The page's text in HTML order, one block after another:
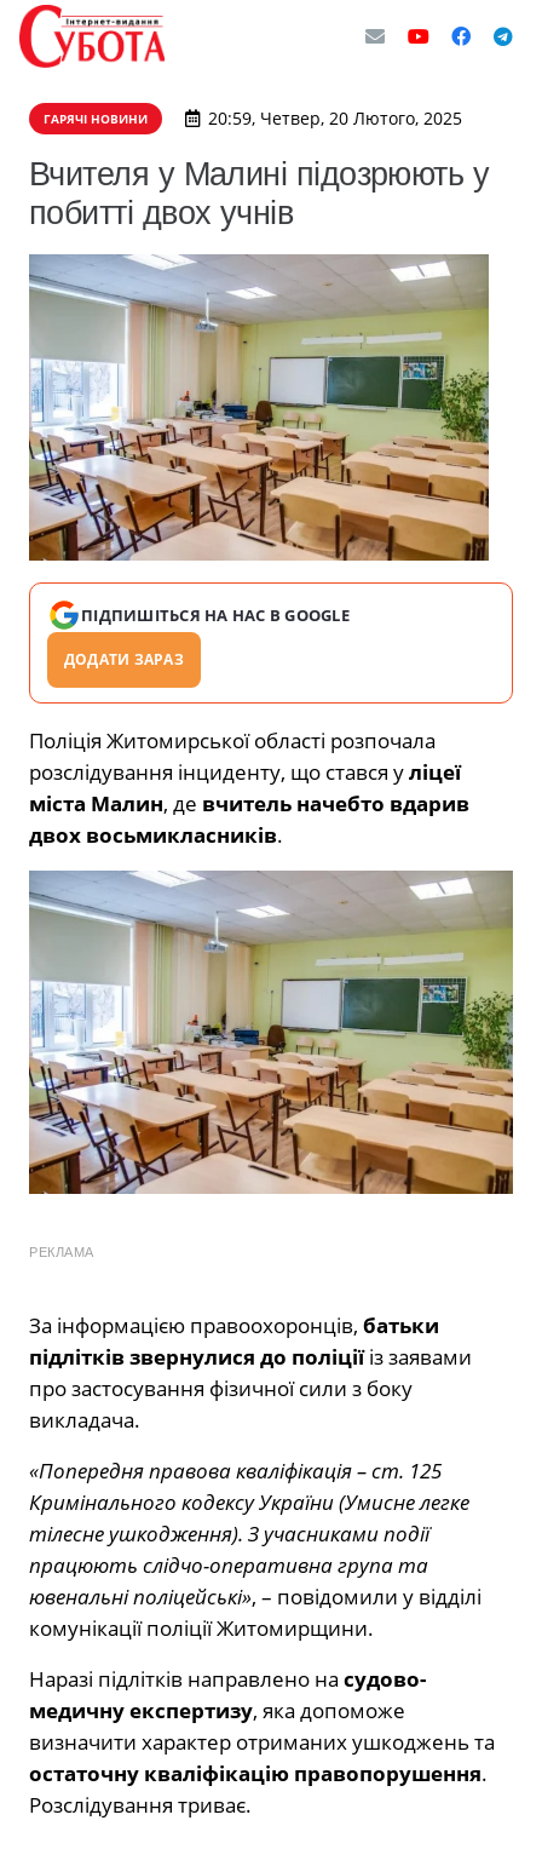
ГАРЯЧІ НОВИНИ 20:59, Четвер, 20 Лютого, 2025
​Вчителя у Малині підозрюють у
побитті двох учнів
ПІДПИШІТЬСЯ НА НАС В GOOGLE
ДОДАТИ ЗАРАЗ
Поліція Житомирської області розпочала
розслідування інциденту, що стався уліцеї
міста Малин, де вчитель начебто вдарив
двох восьмикласників.
РЕКЛАМА
За інформацією правоохоронців, батьки
підлітків звернулися до поліціїіз заявами
про застосування фізичної сили з боку
викладача.
«Попередня правова кваліфікація – ст. 125
Кримінального кодексу України (Умисне легке
тілесне ушкодження). З учасниками події
працюють слідчо-оперативна група та
ювенальні поліцейські», – повідомили у відділі
комунікації поліції Житомирщини.
Наразі підлітків направлено на судово-
медичну експертизу, яка допоможе
визначити характер отриманих ушкоджень та
остаточну кваліфікацію правопорушення.
Розслідування триває.